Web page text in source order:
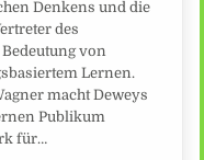
Denkens und die
des
von
Lernen.
macht Deweys
Publikum
für…